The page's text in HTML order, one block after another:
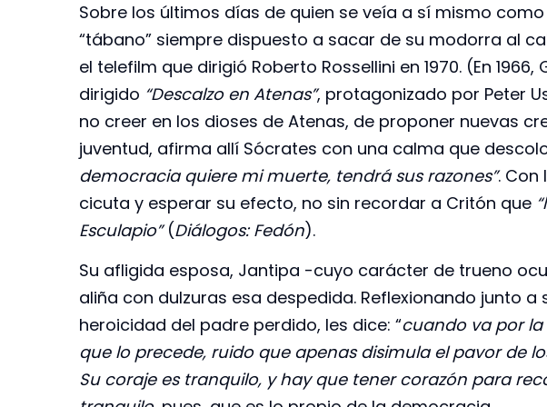
Sobre los últimos días de quien se veía a sí mismo
“tábano” siempre dispuesto a sacar de su modorra al
el telefilm que dirigió Roberto Rossellini en 1970. (En
dirigido “Descalzo en Atenas”, protagonizado por Peter
no creer en los dioses de Atenas, de proponer nuevas
juventud, afirma allí Sócrates con una calma que
democracia quiere mi muerte, tendrá sus razones”.
cicuta y esperar su efecto, no sin recordar a Critón que
Esculapio”(Diálogos: Fedón).
Su afligida esposa, Jantipa -cuyo carácter de trueno
aliña con dulzuras esa despedida. Reflexionando junto a
heroicidad del padre perdido, les dice: “cuando va por la
que lo precede, ruido que apenas disimula el pavor de
Su coraje es tranquilo, y hay que tener corazón para